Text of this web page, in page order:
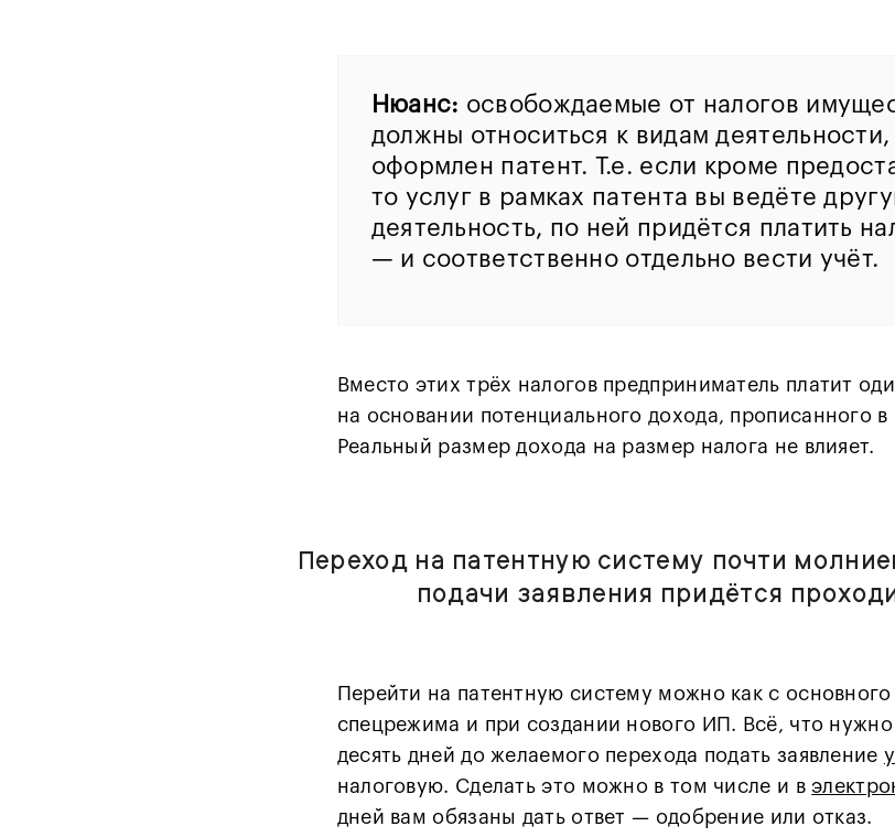
Нюанс: освобождаемые от налогов
должны относиться к видам
оформлен патент. Т.е. если кроме
то услуг в рамках патента вы ведёте
деятельность, по ней придётся платить
— и соответственно отдельно вести учёт.
Вместо этих трёх налогов предприниматель платит
на основании потенциального дохода, прописанного в
Реальный размер дохода на размер налога не влияет.
Переход на патентную систему почти
подачи заявления придётся
Перейти на патентную систему можно как с
спецрежима и при создании нового ИП. Всё, что
десять дней до желаемого перехода подать заявление
налоговую. Сделать это можно в том числе и в
дней вам обязаны дать ответ — одобрение или отказ.